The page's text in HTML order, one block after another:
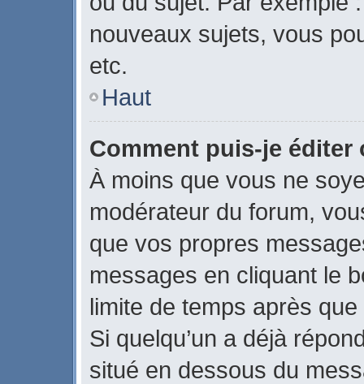
nouveaux sujets, vous
etc.
Haut
Comment puis-je éditer
À moins que vous ne
modérateur du forum,
que vos propres
messages en cliquant le
limite de temps après
Si quelqu’un a déjà
situé en dessous du